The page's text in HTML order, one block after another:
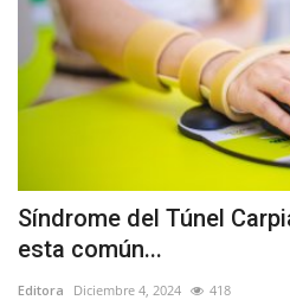
Policial
Tribunales
Política
Espectáculos
Síndrome del Túnel
esta común...
Editora Diciembre 4, 2024 418